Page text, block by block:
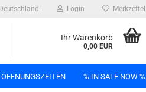
Deutschland Login Merkzettel
Ihr Warenkorb
0,00 EUR
% IN SALE NOW %